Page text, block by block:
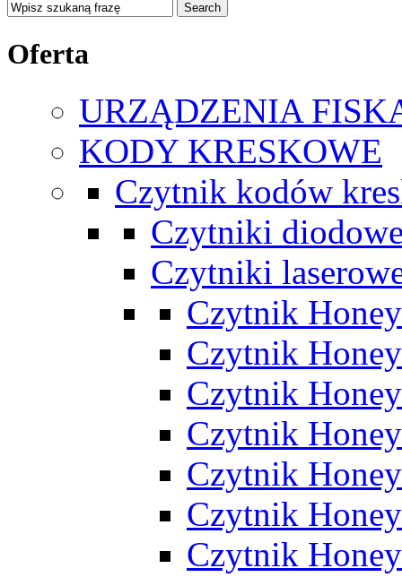
Oferta
URZĄDZENIA
KODY KRESKOWE
Czytnik kodów
Czytniki
Czytniki
Czytnik
Czytnik
Czytnik
Czytnik
Czytnik
Czytnik
Czytnik